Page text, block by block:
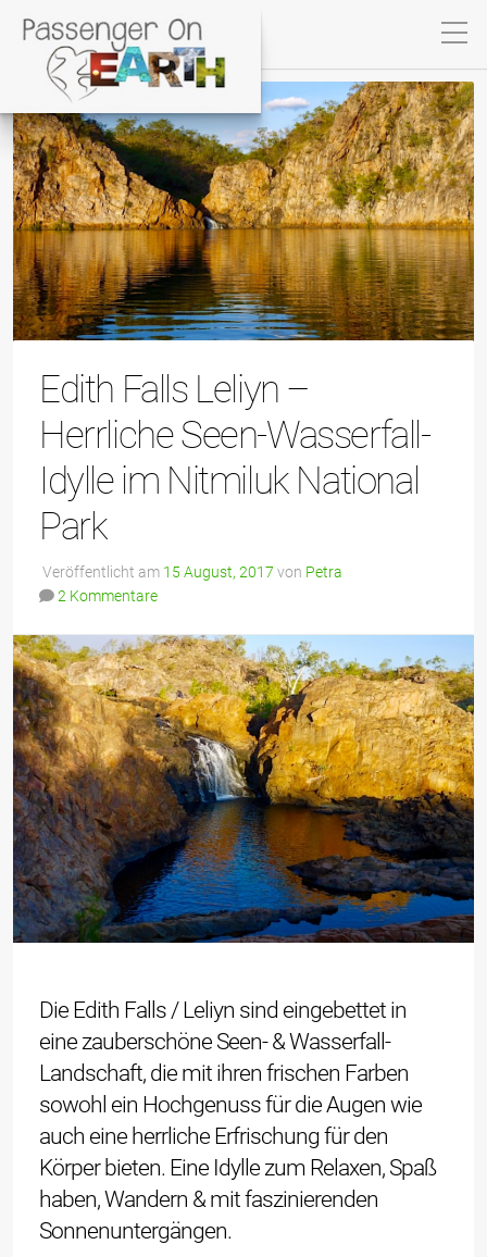
Edith Falls Leliyn –
Herrliche Seen-Wasserfall-
Idylle im Nitmiluk National
Park
Veröffentlicht am 15 August, 2017 von Petra
2 Kommentare
Die Edith Falls / Leliyn sind eingebettet in
eine zauberschöne Seen- & Wasserfall-
Landschaft, die mit ihren frischen Farben
sowohl ein Hochgenuss für die Augen wie
auch eine herrliche Erfrischung für den
Körper bieten. Eine Idylle zum Relaxen, Spaß
haben, Wandern & mit faszinierenden
Sonnenuntergängen.